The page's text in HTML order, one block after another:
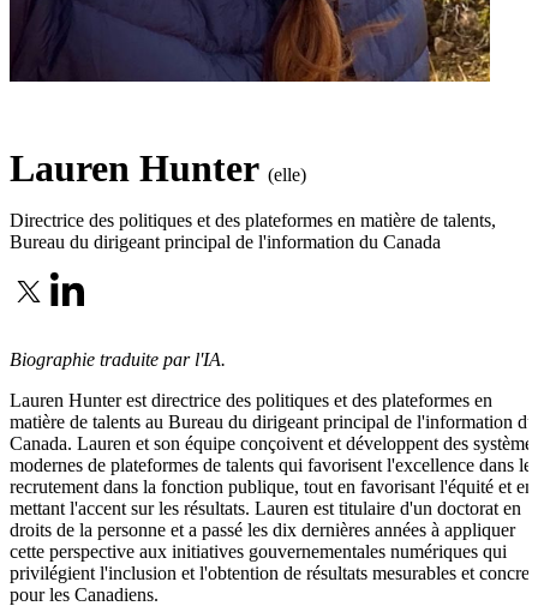
Lauren Hunter (elle)
Directrice des politiques et des plateformes en matière de talents,
Bureau du dirigeant principal de l'information du Canada
Biographie traduite par l'IA.
Lauren Hunter est directrice des politiques et des plateformes en
matière de talents au Bureau du dirigeant principal de l'information du
Canada. Lauren et son équipe conçoivent et développent des
modernes de plateformes de talents qui favorisent l'excellence dans le
recrutement dans la fonction publique, tout en favorisant l'équité et en
mettant l'accent sur les résultats. Lauren est titulaire d'un doctorat en
droits de la personne et a passé les dix dernières années à appliquer
cette perspective aux initiatives gouvernementales numériques qui
privilégient l'inclusion et l'obtention de résultats mesurables et
pour les Canadiens.